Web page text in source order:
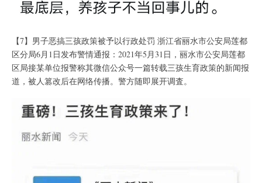
【7】男子恶搞三孩政策被予以行政处罚 浙江省丽水市公安局莲都
区分局6月1日发布警情通报：2021年5月31日，丽水市公安局莲都
区局接某单位报警称其微信公众号一篇转载三孩生育政策的新闻报
道，被人篡改后在网络传播。警方随即展开调査。